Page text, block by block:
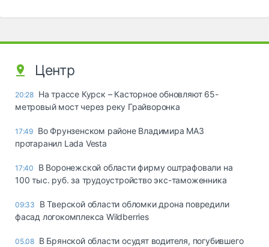
Центр
20:28 На трассе Курск – Касторное обновляют 65-
метровый мост через реку Грайворонка
17:49 Во Фрунзенском районе Владимира МАЗ
протаранил Lada Vesta
17:40
В Воронежской области фирму оштрафовали на
100 тыс. руб. за трудоустройство экс-таможенника
09:33
В Тверской области обломки дрона повредили
фасад логокомплекса Wildberries
05.08 В Брянской области осудят водителя, погубившего